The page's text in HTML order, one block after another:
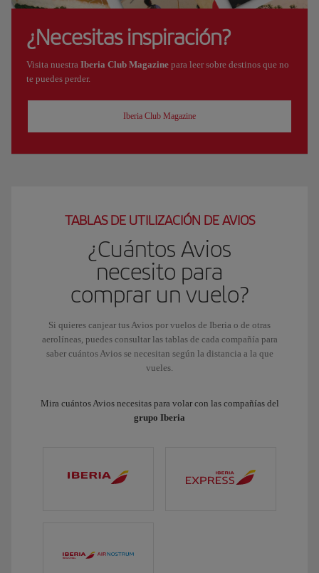
¿Necesitas inspiración?
Visita nuestra Iberia Club Magazine para leer sobre destinos que no
te puedes perder.
Iberia Club Magazine
TABLAS DE UTILIZACIÓN DE AVIOS
¿Cuántos Avios
necesito para
comprar un vuelo?
Si quieres canjear tus Avios por vuelos de Iberia o de otras
aerolíneas, puedes consultar las tablas de cada compañía para
saber cuántos Avios se necesitan según la distancia a la que
vueles.
Mira cuántos Avios necesitas para volar con las compañías del
grupo Iberia